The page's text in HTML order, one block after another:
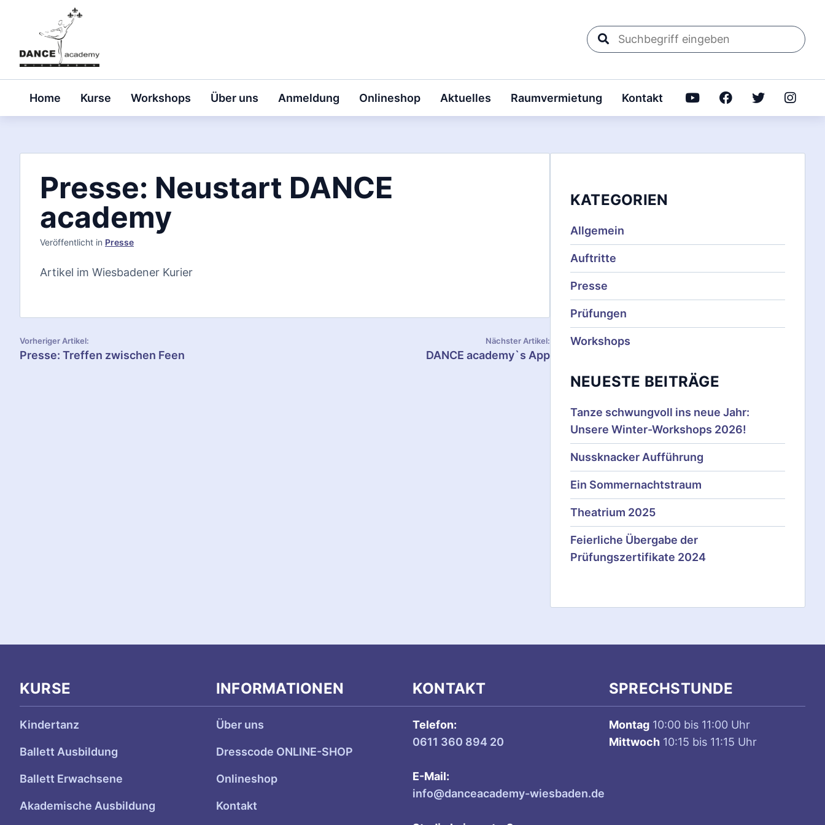
Suchbegriff
eingeben
Home Kurse Workshops Über uns Anmeldung Onlineshop Aktuelles Raumvermietung Kontakt
Presse: Neustart DANCE
academy
Veröffentlicht in Presse
Artikel im Wiesbadener Kurier
B
g
t
i
n
Vorheriger Artikel:
Presse: Treffen zwischen Feen
Nächster Artikel:
DANCE academy`s App
KATEGORIEN
Allgemein
Auftritte
Presse
Prüfungen
Workshops
NEUESTE BEITRÄGE
Tanze schwungvoll ins neue Jahr:
Unsere Winter-Workshops 2026!
Nussknacker Aufführung
Ein Sommernachtstraum
Theatrium 2025
Feierliche Übergabe der
Prüfungszertifikate 2024
KURSE
Kindertanz
Ballett Ausbildung
Ballett Erwachsene
Akademische Ausbildung
INFORMATIONEN
Über uns
Dresscode ONLINE-SHOP
Onlineshop
Kontakt
KONTAKT
Telefon:
0611 360 894 20
E-Mail:
info@danceacademy-wiesbaden.de
SPRECHSTUNDE
Montag 10:00 bis 11:00 Uhr
Mittwoch 10:15 bis 11:15 Uhr